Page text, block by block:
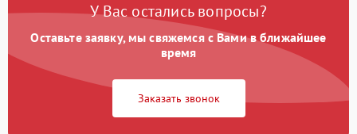
У Вас остались вопросы?
Оставьте заявку, мы свяжемся с Вами в ближайшее
время
Заказать звонок